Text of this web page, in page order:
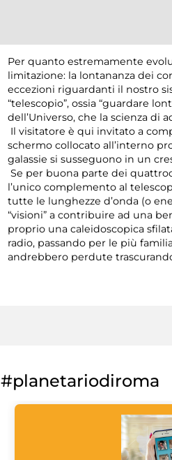
Per quanto estremamente
limitazione: la lontananza dei
eccezioni riguardanti il nostro
“telescopio”, ossia “guardare
dell’Universo, che la scienza
Il visitatore è qui invitato a
schermo collocato all’interno
galassie si susseguono in un
Se per buona parte dei
l’unico complemento al
tutte le lunghezze d’onda (o
“visioni” a contribuire ad una
proprio una caleidoscopica
radio, passando per le più
andrebbero perdute
#planetariodiroma